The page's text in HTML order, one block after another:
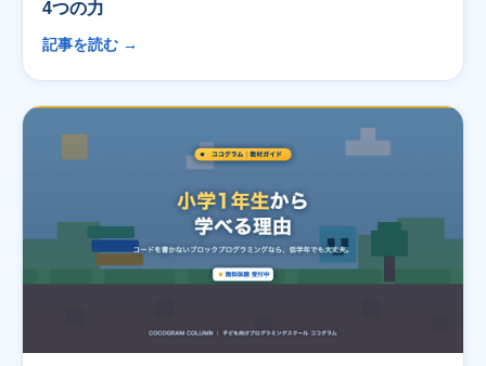
4つの力
記事を読む →